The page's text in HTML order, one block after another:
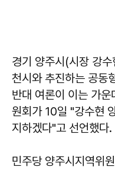
경기 양주시(시장 강수
천시와 추진하는 공동
반대 여론이 이는 가운
원회가 10일 "강수현
지하겠다"고 선언했다.
민주당 양주시지역위